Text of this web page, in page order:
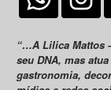
“…A Lilica Mattos
seu DNA, mas
gastronomia,